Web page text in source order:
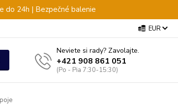
do 24h | Bezpečné balenie
EUR
Neviete si rady? Zavolajte.
+421 908 861 051
(Po - Pia 7:30-15:30)